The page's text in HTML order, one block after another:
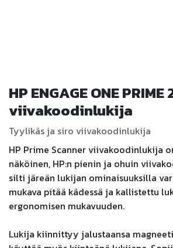
HP ENGAGE ONE PRIME
viivakoodinlukija
Tyylikäs ja siro viivakoodinlukija
HP Prime Scanner viivakoodinlukija
näköinen, HP:n pienin ja ohuin
silti järeän lukijan ominaisuuksilla
mukava pitää kädessä ja kallistettu
ergonomisen mukavuuden.
Lukija kiinnittyy jalustaansa